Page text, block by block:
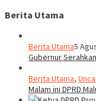
Berita Utama
Berita Utama5
Gubernur
Berita Utama,
Malam ini DPRD